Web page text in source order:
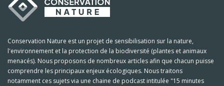
Conservation Nature est un projet de sensibilisation sur la nature,
l'environnement et la protection de la biodiversité (plantes et animaux
menacés). Nous proposons de nombreux articles afin que chacun puisse
comprendre les principaux enjeux écologiques. Nous traitons
notamment ces sujets via une chaine de podcast intitulée "15 minutes